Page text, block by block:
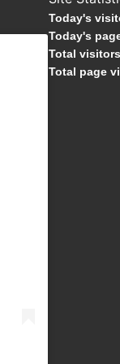
Today's
Today's
Total
Total page